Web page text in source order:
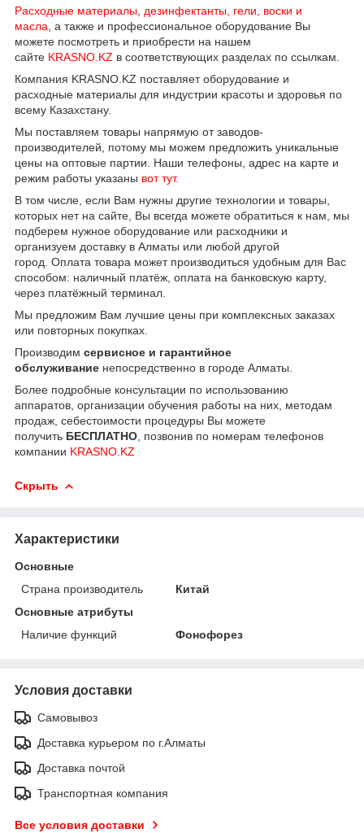
Расходные материалы дезинфектанты, гели, воски и
масла , а также и профессиональное оборудование Вы
можете посмотреть и приобрести на нашем
сайте KRASNO.KZ в соответствующих разделах по ссылкам.
Компания KRASNO.KZ поставляет оборудование и
расходные материалы для индустрии красоты и здоровья по
всему Казахстану.
Мы поставляем товары напрямую от заводов-
производителей, потому мы можем предложить уникальные
цены на оптовые партии. Наши телефоны, адрес на карте и
режим работы указаны вот тут.
В том числе, если Вам нужны другие технологии и товары,
которых нет на сайте, Вы всегда можете обратиться к нам, мы
подберем нужное оборудование или расходники и
организуем доставку в Алматы или любой другой
город. Оплата товара может производиться удобным для Вас
способом: наличный платёж, оплата на банковскую карту,
через платёжный терминал.
Мы предложим Вам лучшие цены при комплексных заказах
или повторных покупках.
Производим сервисное и гарантийное
обслуживание непосредственно в городе Алматы.
Более подробные консультации по использованию
аппаратов, организации обучения работы на них, методам
продаж, себестоимости процедуры Вы можете
получить БЕСПЛАТНО , позвонив по номерам телефонов
компании KRASNO.KZ
Скрыть
Характеристики
Основные
Страна производитель
Китай
Основные атрибуты
Наличие функций
Фонофорез
Условия доставки
Самовывоз
Доставка курьером по г.Алматы
Доставка почтой
Транспортная компания
Все условия доставки